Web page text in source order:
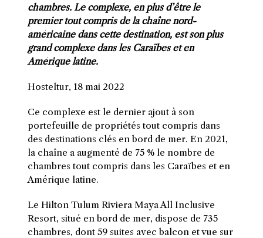
chambres. Le complexe, en plus d’être le
premier tout compris de la chaîne nord-
américaine dans cette destination, est son plus
grand complexe dans les Caraïbes et en
Amérique latine.
Hosteltur, 18 mai 2022
Ce complexe est le dernier ajout à son
portefeuille de propriétés tout compris dans
des destinations clés en bord de mer. En 2021,
la chaîne a augmenté de 75 % le nombre de
chambres tout compris dans les Caraïbes et en
Amérique latine.
Le Hilton Tulum Riviera Maya All Inclusive
Resort, situé en bord de mer, dispose de 735
chambres, dont 59 suites avec balcon et vue sur